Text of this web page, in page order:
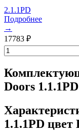
2.1.1PD
Подробнее
→
17783 ₽
Doors
1.1.1PD цвет